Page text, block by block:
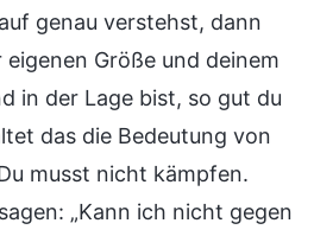
genau verstehst, dann
Größe und deinem
in der Lage bist, so gut du
das die Bedeutung von
musst nicht kämpfen.
„Kann ich nicht gegen